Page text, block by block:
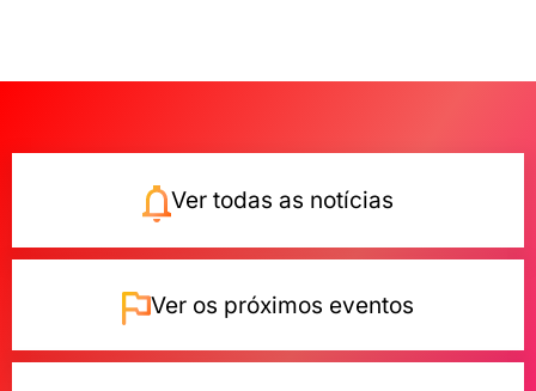
Ver todas as notícias
Ver os próximos eventos